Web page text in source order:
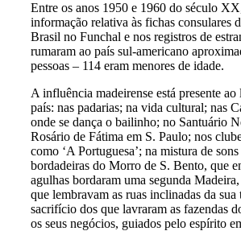
Entre os anos 1950 e 1960 do século
informação relativa às fichas consulares
Brasil no Funchal e nos registros de
rumaram ao país sul-americano
pessoas – 114 eram menores de idade.
A influência madeirense está presente
país: nas padarias; na vida cultural; nas
onde se dança o bailinho; no Santuário
Rosário de Fátima em S. Paulo; nos
como ‘A Portuguesa’; na mistura de sons
bordadeiras do Morro de S. Bento, que
agulhas bordaram uma segunda Madeira,
que lembravam as ruas inclinadas da sua
sacrifício dos que lavraram as fazendas
os seus negócios, guiados pelo espírito